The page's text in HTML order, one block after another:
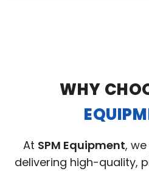
WHY
At SPM Equipment,
delivering high-quality,